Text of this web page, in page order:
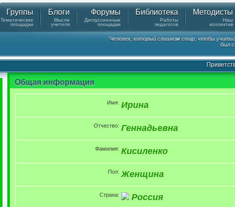
Группы
Тематические
площадки
Блоги
Мысли
учителя
Форумы
Дискуссионные
площадки
Библиотека
Работы
педагогов
Методисты
Наш
коллектив
"Человек, который слишком стар, чтобы
был
Общая информация
Имя: Ирина
Отчество: Геннадьевна
Фамилия: Кисиленко
Пол: Женщина
Страна: Россия